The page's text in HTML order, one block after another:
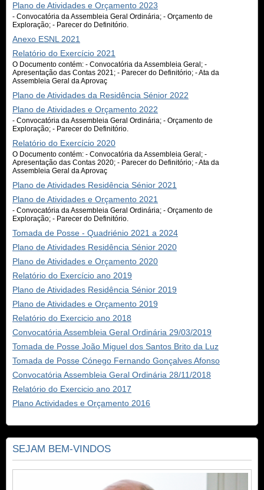
Plano de Atividades e Orçamento 2023
- Convocatória da Assembleia Geral Ordinária; - Orçamento de
Exploração; - Parecer do Definitório.
Anexo ESNL 2021
Relatório do Exercício 2021
O Documento contém: - Convocatória da Assembleia Geral; -
Apresentação das Contas 2021; - Parecer do Definitório; - Ata da
Assembleia Geral da Aprovaç
Plano de Atividades da Residência Sénior 2022
Plano de Atividades e Orçamento 2022
- Convocatória da Assembleia Geral Ordinária; - Orçamento de
Exploração; - Parecer do Definitório.
Relatório do Exercício 2020
O Documento contém: - Convocatória da Assembleia Geral; -
Apresentação das Contas 2020; - Parecer do Definitório; - Ata da
Assembleia Geral da Aprovaç
Plano de Atividades Residência Sénior 2021
Plano de Atividades e Orçamento 2021
- Convocatória da Assembleia Geral Ordinária; - Orçamento de
Exploração; - Parecer do Definitório.
Tomada de Posse - Quadriénio 2021 a 2024
Plano de Atividades Residência Sénior 2020
Plano de Atividades e Orçamento 2020
Relatório do Exercício ano 2019
Plano de Atividades Residência Sénior 2019
Plano de Atividades e Orçamento 2019
Relatório do Exercicio ano 2018
Convocatória Assembleia Geral Ordinária 29/03/2019
Tomada de Posse João Miguel dos Santos Brito da Luz
Tomada de Posse Cónego Fernando Gonçalves Afonso
Convocatória Assembleia Geral Ordinária 28/11/2018
Relatório do Exercicio ano 2017
Plano Actividades e Orçamento 2016
SEJAM BEM-VINDOS